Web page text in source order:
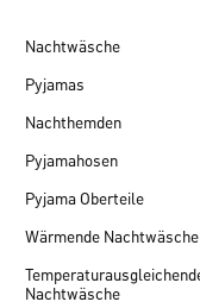
Nachtwäsche
Pyjamas
Nachthemden
Pyjamahosen
Pyjama Oberteile
Wärmende Nachtwäsche
Nachtwäsche